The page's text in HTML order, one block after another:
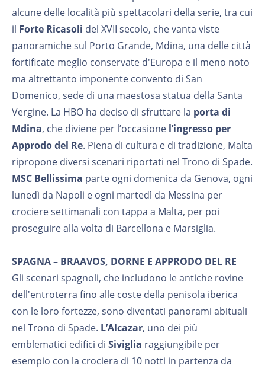
alcune delle località più spettacolari della serie, tra cui
il Forte Ricasoli del XVII secolo, che vanta viste
panoramiche sul Porto Grande, Mdina, una delle città
fortificate meglio conservate d'Europa e il meno noto
ma altrettanto imponente convento di San
Domenico, sede di una maestosa statua della Santa
Vergine. La HBO ha deciso di sfruttare la porta di
Mdina, che diviene per l’occasione l’ingresso per
Approdo del Re. Piena di cultura e di tradizione, Malta
ripropone diversi scenari riportati nel Trono di Spade.
MSC Bellissima parte ogni domenica da Genova, ogni
lunedì da Napoli e ogni martedì da Messina per
crociere settimanali con tappa a Malta, per poi
proseguire alla volta di Barcellona e Marsiglia.
SPAGNA – BRAAVOS, DORNE E APPRODO DEL RE
Gli scenari spagnoli, che includono le antiche rovine
dell'entroterra fino alle coste della penisola iberica
con le loro fortezze, sono diventati panorami abituali
nel Trono di Spade. L’Alcazar, uno dei più
emblematici edifici di Siviglia raggiungibile per
esempio con la crociera di 10 notti in partenza da